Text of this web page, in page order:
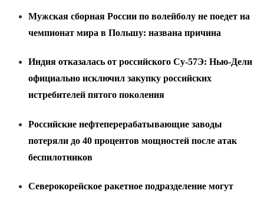
Мужская сборная России по волейболу не поедет на
чемпионат мира в Польшу: названа причина
Индия отказалась от российского Су-57Э: Нью-Дели
официально исключил закупку российских
истребителей пятого поколения
Российские нефтеперерабатывающие заводы
потеряли до 40 процентов мощностей после атак
беспилотников
Северокорейское ракетное подразделение могут